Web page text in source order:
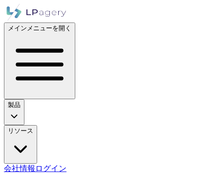
メインメニューを開く
製品
リソース
会社情報 ログイン